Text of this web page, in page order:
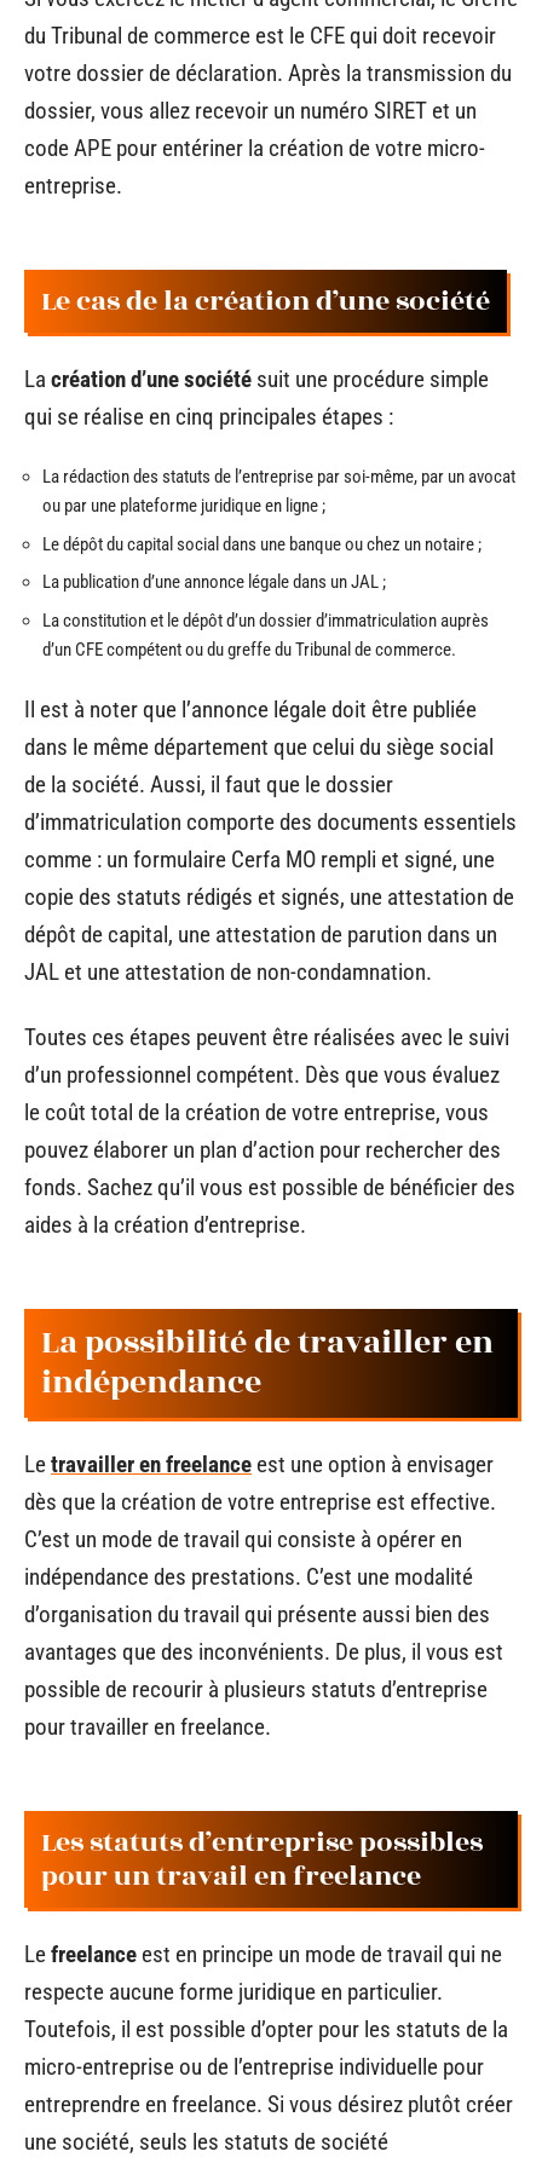
du Tribunal de commerce est le CFE qui doit recevoir
votre dossier de déclaration. Après la transmission du
dossier, vous allez recevoir un numéro SIRET et un
code APE pour entériner la création de votre micro-
entreprise.
Le cas de la création d’une société
La création d’une société suit une procédure simple
qui se réalise en cinq principales étapes :
La rédaction des statuts de l’entreprise par soi-même, par un avocat
ou par une plateforme juridique en ligne ;
Le dépôt du capital social dans une banque ou chez un notaire ;
La publication d’une annonce légale dans un JAL ;
La constitution et le dépôt d’un dossier d’immatriculation auprès
d’un CFE compétent ou du greffe du Tribunal de commerce.
Il est à noter que l’annonce légale doit être publiée
dans le même département que celui du siège social
de la société. Aussi, il faut que le dossier
d’immatriculation comporte des documents essentiels
comme : un formulaire Cerfa MO rempli et signé, une
copie des statuts rédigés et signés, une attestation de
dépôt de capital, une attestation de parution dans un
JAL et une attestation de non-condamnation.
Toutes ces étapes peuvent être réalisées avec le suivi
d’un professionnel compétent. Dès que vous évaluez
le coût total de la création de votre entreprise, vous
pouvez élaborer un plan d’action pour rechercher des
fonds. Sachez qu’il vous est possible de bénéficier des
aides à la création d’entreprise.
La possibilité de travailler en
indépendance
Letravailler en freelance est une option à envisager
dès que la création de votre entreprise est effective.
C’est un mode de travail qui consiste à opérer en
indépendance des prestations. C’est une modalité
d’organisation du travail qui présente aussi bien des
avantages que des inconvénients. De plus, il vous est
possible de recourir à plusieurs statuts d’entreprise
pour travailler en freelance.
Les statuts d’entreprise possibles
pour un travail en freelance
Lefreelance est en principe un mode de travail qui ne
respecte aucune forme juridique en particulier.
Toutefois, il est possible d’opter pour les statuts de la
micro-entreprise ou de l’entreprise individuelle pour
entreprendre en freelance. Si vous désirez plutôt créer
une société, seuls les statuts de société